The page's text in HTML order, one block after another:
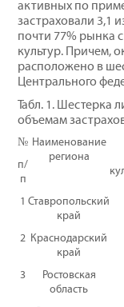
активных по
застраховали 3,1
почти 77% рынка
культур. Причем,
расположено в
Центрального
Табл. 1. Шестерка
объемам
№
п/
п
Наименование
региона
1 Ставропольский
край
2 Краснодарский
край
3
Ростовская
область